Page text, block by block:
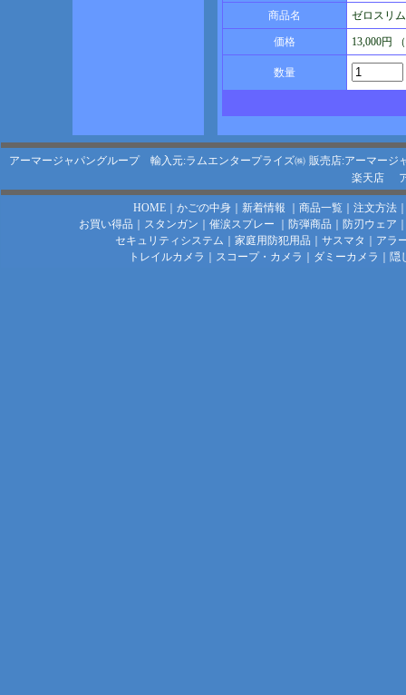
商品名 ゼロスリ
価格 13,000円
数量
アーマージャパングループ 輸入元:ラムエンタープライズ㈱ 販売店:アーマージ
楽天店
HOME｜ かごの中身｜ 新着情報 商品一覧｜ 注文方法
お買い得品
スタンガン 催涙スプレー 防弾商品 防刃ウェア
セキュリティシステム
家庭用防犯用品 サスマタ
アラ
トレイルカメラ
スコープ・カメラ ダミーカメラ 隠